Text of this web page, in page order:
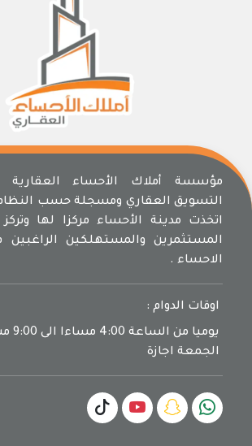
مؤسسة أملاك الأحساء
التسويق العقاري ومسجلة حسب
اتخذت مدينة الأحساء مركزا لها
المستثمرين والمستهلكين
الاحساء .
اوقات الدوام :
الجمعة اجازة